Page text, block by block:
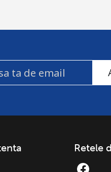
Retele